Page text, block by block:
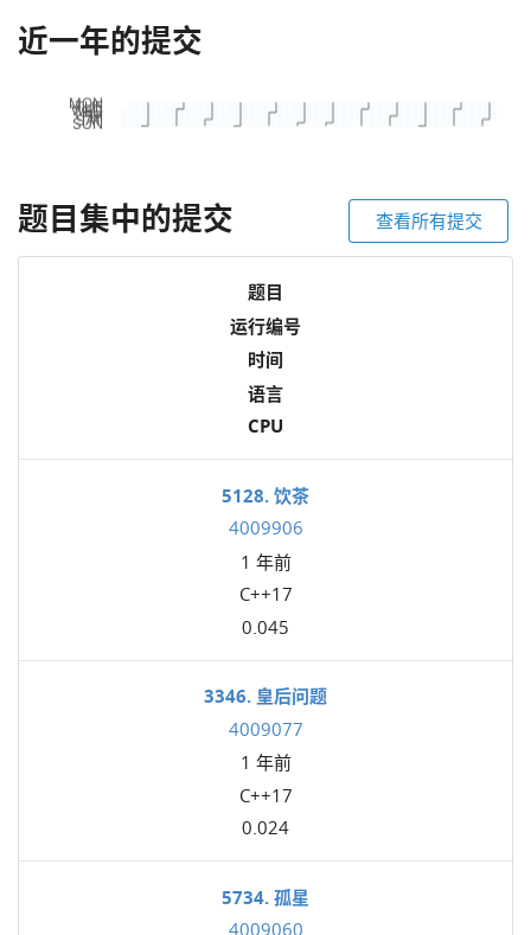
近一年的提交
题目集中的提交 查看所有提交
题目
运行编号
时间
语言
CPU
5128. 饮茶
4009906
1 年前
C++17
0.045
3346. 皇后问题
4009077
1 年前
C++17
0.024
5734. 孤星
4009060